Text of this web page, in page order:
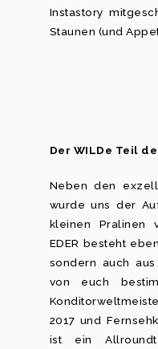
Instastory
Staunen (und
Der WILDe Teil
Neben den
wurde uns der
kleinen Pralinen
EDER besteht
sondern auch
von euch
2017 und
ist ein